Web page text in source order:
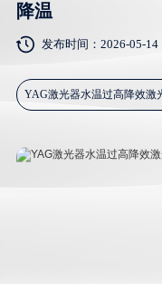
降温
发布时间：2026-05-14
YAG激光器水温过高降效激